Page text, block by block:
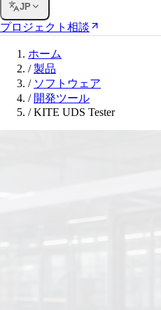
JP
プロジェクト相談
ホーム
/ 製品
/ ソフトウェア
/ 開発ツール
/ KITE UDS Tester